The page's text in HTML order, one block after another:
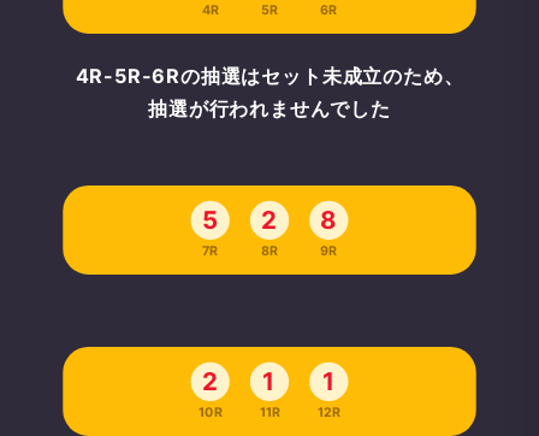
4R 5R 6R
4R-5R-6Rの抽選はセット未成立のため、
抽選が行われませんでした
5
7R
2
8R
8
9R
2
10R
1
11R
1
12R